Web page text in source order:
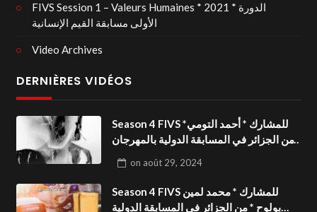
FIVS Session 1 – Valeurs Humaines * 2021 * الدورة
الأولى مسابقة القيم الإنسانية
Video Archives
DERNIÈRES VIDÉOS
Season 4 FIVS للمشارك * أحمد التومي*
من الجزائر في المسابقة الدولية بالمهرجان
»فيديو بعنوان
on août 29, 2024
Season 4 FIVS للمشارك * محمد لمين
بولوح * من الجزائر في المسابقة الدولية